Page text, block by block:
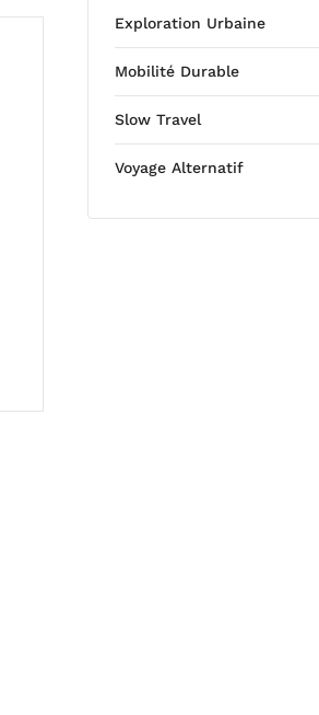
Exploration Urbaine
Mobilité Durable
Slow Travel
Voyage Alternatif